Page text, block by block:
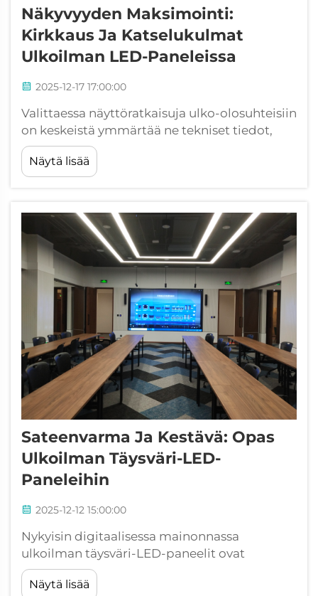
Näkyvyyden Maksimointi:
Kirkkaus Ja Katselukulmat
Ulkoilman LED-Paneleissa
2025-12-17 17:00:00
Valittaessa näyttöratkaisuja ulko-olosuhteisiin
on keskeistä ymmärtää ne tekniset tiedot,
jotka takaavat optimaalisen näkyvyyden.
Modernien ulko-LED-paneelien on pystyttävä
selviytymään merkittävistä haasteista, kuten
Näytä lisää
Sateenvarma Ja Kestävä: Opas
Ulkoilman Täysväri-LED-
Paneleihin
2025-12-12 15:00:00
Nykyisin digitaalisessa mainonnassa
ulkoilman täysväri-LED-paneelit ovat
muuttaneet tapaa, jolla yritykset viestivät
ulkoisissa ympäristöissä oleville yleisöille.
Näytä lisää